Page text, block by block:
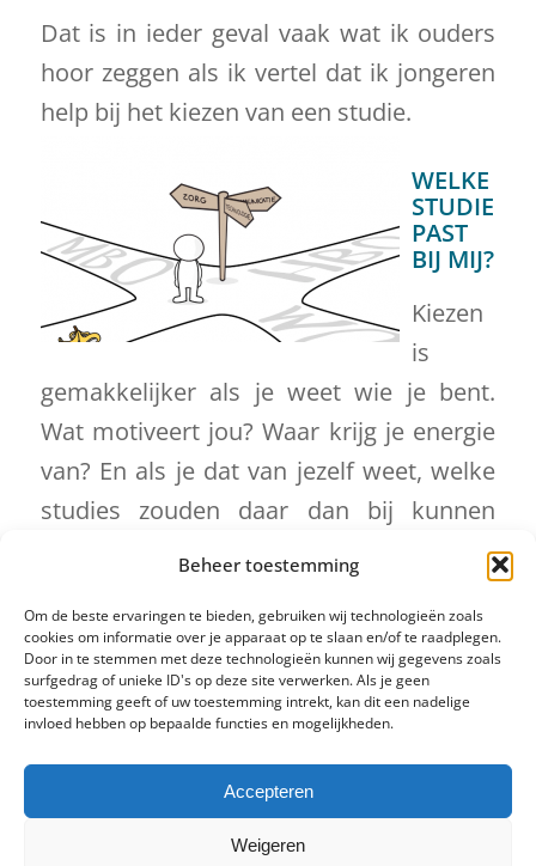
Beheer toestemming
Om de beste ervaringen te bieden, gebruiken wij technologieën zoals
cookies om informatie over je apparaat op te slaan en/of te raadplegen.
Door in te stemmen met deze technologieën kunnen wij gegevens zoals
surfgedrag of unieke ID's op deze site verwerken. Als je geen
toestemming geeft of uw toestemming intrekt, kan dit een nadelige
invloed hebben op bepaalde functies en mogelijkheden.
Accepteren
Weigeren
Dat is in ieder geval vaak wat ik ouders
hoor zeggen als ik vertel dat ik jongeren
help bij het kiezen van een studie.
WELKE
STUDIE
PAST
BIJ MIJ?
Kiezen
is
gemakkelijker als je weet wie je bent.
Wat motiveert jou? Waar krijg je energie
van? En als je dat van jezelf weet, welke
studies zouden daar dan bij kunnen
passen? Als je de antwoorden op dat
soort vragen kent, wordt kiezen van een
studie persoonlijker en makkelijker.
Lees meer
Facebook
Twitter
LinkedIn